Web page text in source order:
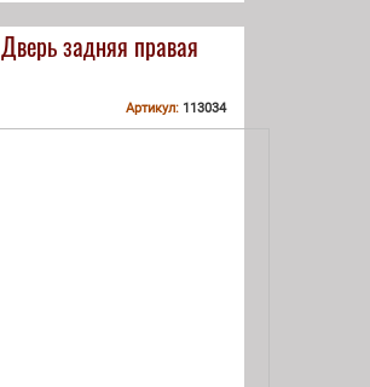
Дверь задняя правая
Артикул: 113034